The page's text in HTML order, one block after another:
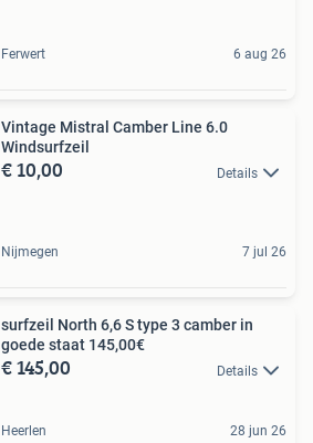
Ferwert 6 aug 26
Vintage Mistral Camber Line 6.0
Windsurfzeil
€ 10,00 Details
Nijmegen 7 jul 26
surfzeil North 6,6 S type 3 camber in
goede staat 145,00€
€ 145,00 Details
Heerlen 28 jun 26